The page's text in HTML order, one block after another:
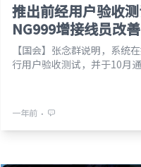
推出前经用户验收测
NG999增接线员改
【国会】张念群说明，系统
行用户验收测试，并于10月通
一年前 ⋅